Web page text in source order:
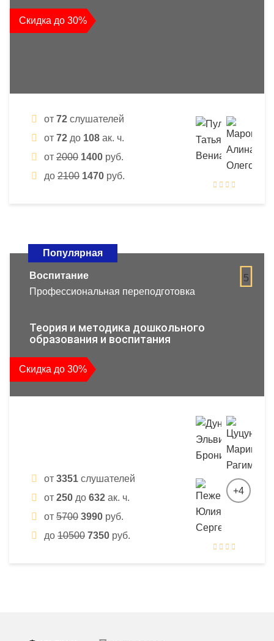
Скидка до 30%
от 72 слушателей
от 72 до 108 ак. ч.
от 2000 1400 руб.
до 2100 1470 руб.
Популярная
5
Воспитание
Профессиональная переподготовка
Теория и методика дошкольного
образования и воспитания
Скидка до 30%
от 3351 слушателей
от 250 до 632 ак. ч.
от 5700 3990 руб.
до 10500 7350 руб.
+4